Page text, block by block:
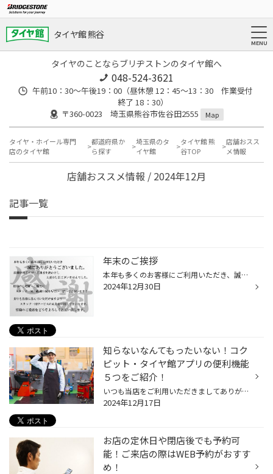
タイヤ館 熊谷
タイヤのことならブリヂストンのタイヤ館へ
048-524-3621
午前10：30～午後19：00（昼休憩 12：45～13：30 作業受付
終了 18：30）
〒360-0023 埼玉県熊谷市佐谷田2555
Map
タイヤ・ホイール専門
店のタイヤ館
都道府県か
ら探す
埼玉県のタ
イヤ館
タイヤ館 熊
谷TOP
店舗おスス
メ情報
店舗おススメ情報 / 2024年12月
記事一覧
年末のご挨拶
本年も多くのお客様にご利用いただき、誠にありがとうございました。 2025年は1月5日(日)より営業いたします。 来年も皆様に喜んで頂けますよう、スタッフ一同サービスの向上を目指してまいります。 皆様のご愛顧をどうぞよろしくお願いいたします。
2024年12月30日
知らないなんてもったいない！コク
ピット・タイヤ館アプリの便利機能
５つをご紹介！
いつも当店をご利用いただきましてありがとうございます。 コクピット・タイヤ館には、 お客様が、これからも便利に利用いただけるように、 便利な機能を搭載しているコクピット・タイヤ館アプリがあるのをご存じでしょうか。 当店をご利用いただいているお客様へは、ご来店いただいた際にご紹介さ...
2024年12月17日
お店の定休日や閉店後でも予約可
能！ご来店の際はWEB予約がおすす
め！